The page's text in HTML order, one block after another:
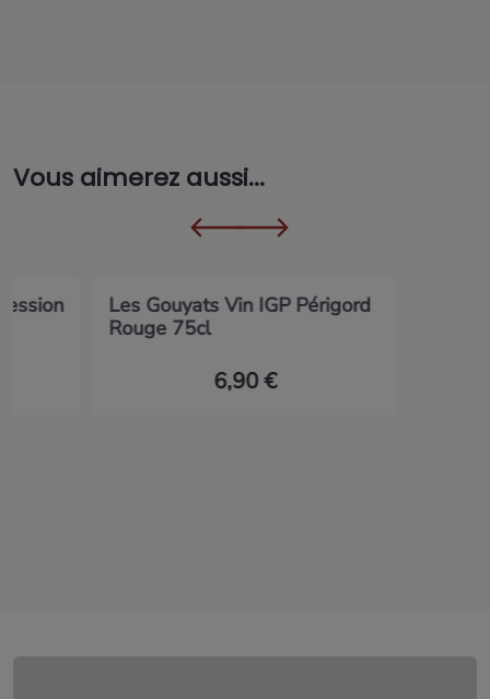
Vous aimerez aussi...
Les Gouyats Vin IGP Périgord
Rouge 75cl
6,90 €